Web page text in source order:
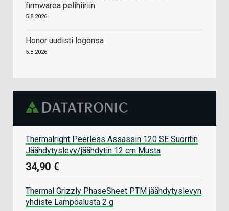
firmwarea pelihiiriin
5.8.2026
Honor uudisti logonsa
5.8.2026
Thermalright Peerless Assassin 120 SE Suoritin
Jäähdytyslevy/jäähdytin 12 cm Musta
34,90 €
Thermal Grizzly PhaseSheet PTM jäähdytyslevyn
yhdiste Lämpöalusta 2 g